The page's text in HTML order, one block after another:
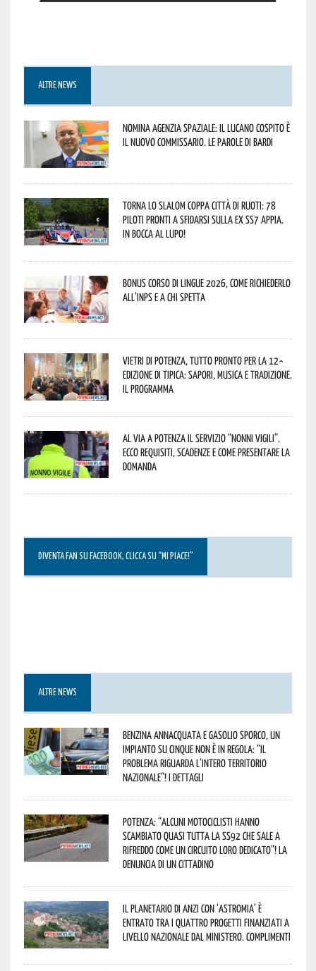
ALTRE NEWS
Nomina Agenzia Spaziale: il lucano Cospito è
il nuovo commissario. Le parole di Bardi
Torna lo Slalom Coppa Città di Ruoti: 78
piloti pronti a sfidarsi sulla ex SS7 Appia.
In bocca al lupo!
Bonus corso di lingue 2026, come richiederlo
all’INPS e a chi spetta
Vietri di Potenza, tutto pronto per la 12^
Edizione di Tipica: sapori, musica e tradizione.
Il programma
Al via a Potenza il servizio “Nonni Vigili”.
Ecco requisiti, scadenze e come presentare la
domanda
DIVENTA FAN SU FACEBOOK, CLICCA SU “MI PIACE!”
ALTRE NEWS
Benzina annacquata e gasolio sporco, un
impianto su cinque non è in regola: “il
problema riguarda l’intero territorio
Nazionale”! I dettagli
Potenza: “alcuni motociclisti hanno
scambiato quasi tutta la SS92 che sale a
Rifreddo come un circuito loro dedicato”! La
denuncia di un cittadino
Il Planetario di Anzi con ‘Astromia’ è
entrato tra i quattro progetti finanziati a
livello nazionale dal Ministero. Complimenti